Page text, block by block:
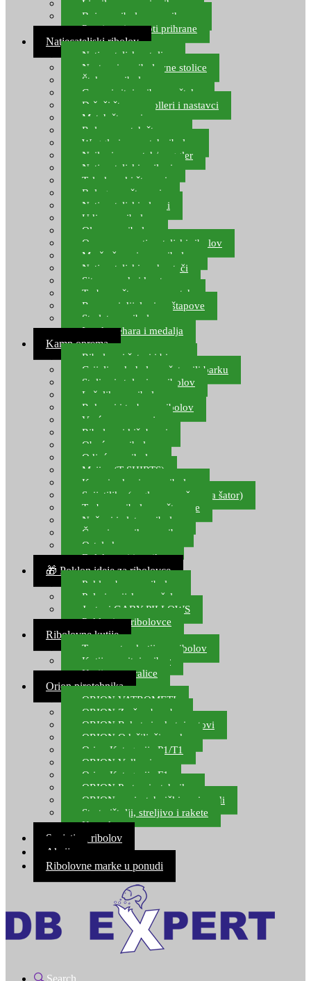
Ljepilo za crve i prihranu
Boje za ribolovnu prihranu
Provjereni recepti prihrane
Natjecateljski ribolov
Natjecateljske stolice
Nastavci za ribolovne stolice
Šteke za ribolov
Gume i sitni pribor za šteku
Držači štapova rolleri i nastavci
Match štapovi
Role za match štapove
Waggleri za match ribolov
Najloni za match/waggler
Natjecateljski najloni
Teleskopski štapovi
Bolognese štapovi
Natjecateljski plovci
Udice za ribolov
Olovo za ribolov
Oprema za natjecateljski ribolov
Mreže čuvarice za ribolov
Natjecateljski podmetači
Sito, posude i kante
Torbe za štapove – match
Rezervni dijelovi za štapove
Starlete za ribolov
Izrada pehara i medalja
Kamp oprema
Ribolovni šatori i bivvy
Grijalice, kuhala za šator ili barku
Stolice i stolovi za ribolov
Ležaljke za ribolov
Ruksaci i torbe za ribolov
Vreće za spavanje
Ribolovni kišobrani
Obuća za ribolov
Odjeća za ribolov
Majice (T-SHIRTS)
Kape i rukavice za ribolov
Svijetiljke (naglavne, ručne, za šator)
Torbe za ribolovne štapove
Noževi i alat za ribolov
Čamci za prihranu ribe
Ostala kamp oprema
Dalekozori i optika
🎁 Poklon ideje za ribolovce
Poklon bon za ribolov
Polarizacijske naočale
Jastuci GABY PILLOWS
Pokloni za ribolovce
Ribolovne kutije
Transportne kutije za ribolov
Kutije za sitni pribor
Kutije za varalice
Orion pirotehnika
ORION VATROMETI
ORION Zračne bombe
ORION Rakete i raketni setovi
ORION Odašiljači zvuka
Orion Kategorija P1/T1
ORION Vulkani
Orion Kategorija F1
ORION Party pirotehnika
ORION nepirotehnički proizvodi
Start pištolji, streljivo i rakete
Kontakt
Savjeti za ribolov
Akcija
Ribolovne marke u ponudi
Search